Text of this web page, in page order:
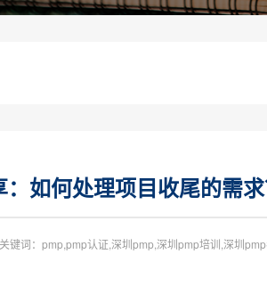
如何处理项目收尾的需求
键词：pmp,pmp认证,深圳pmp,深圳pmp培训,深圳